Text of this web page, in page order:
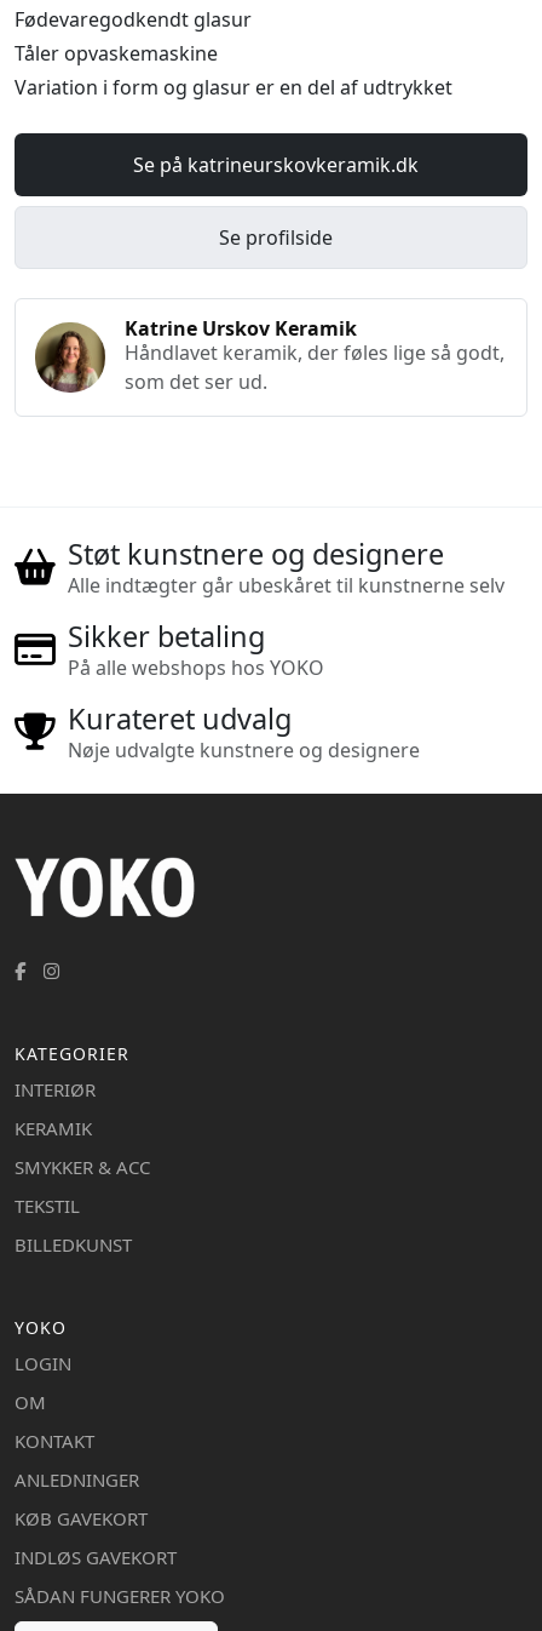
Fødevaregodkendt glasur
Tåler opvaskemaskine
Variation i form og glasur er en del af udtrykket
Se på katrineurskovkeramik.dk
Se profilside
Katrine Urskov Keramik
Håndlavet keramik, der føles lige så godt,
som det ser ud.
Støt kunstnere og designere
Alle indtægter går ubeskåret til kunstnerne selv
Sikker betaling
På alle webshops hos YOKO
Kurateret udvalg
Nøje udvalgte kunstnere og designere
KATEGORIER
INTERIØR
KERAMIK
SMYKKER & ACC
TEKSTIL
BILLEDKUNST
YOKO
LOGIN
OM
KONTAKT
ANLEDNINGER
KØB GAVEKORT
INDLØS GAVEKORT
SÅDAN FUNGERER YOKO